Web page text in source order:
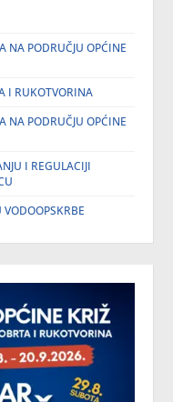
NA PODRUČJU OPĆINE
I RUKOTVORINA
NA PODRUČJU OPĆINE
I REGULACIJI